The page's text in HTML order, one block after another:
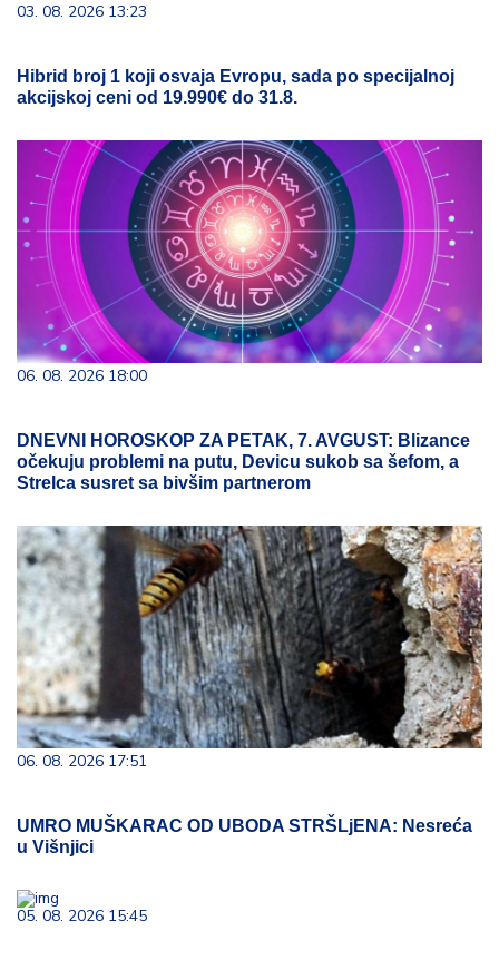
03. 08. 2026 13:23
Hibrid broj 1 koji osvaja Evropu, sada po specijalnoj
akcijskoj ceni od 19.990€ do 31.8.
06. 08. 2026 18:00
DNEVNI HOROSKOP ZA PETAK, 7. AVGUST: Blizance
očekuju problemi na putu, Devicu sukob sa šefom, a
Strelca susret sa bivšim partnerom
06. 08. 2026 17:51
UMRO MUŠKARAC OD UBODA STRŠLjENA: Nesreća
u Višnjici
05. 08. 2026 15:45